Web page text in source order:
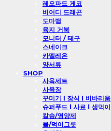
레오파드 게코
비어디 드래곤
도마뱀
육지 거북
모니터 / 테구
스네이크
카멜레온
양서류
SHOP
사육세트
사육장
꾸미기 l 장식 l 비바리움
슈퍼푸드 l 사료 l 생먹이
칼슘/영양제
물/먹이그릇